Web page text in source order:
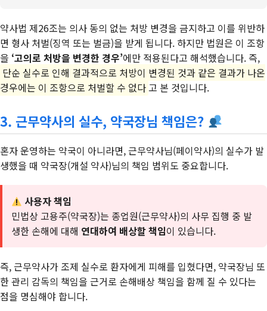
약사법 제26조는 의사 동의 없는 처방 변경을 금지하고 이를 위반하
면 형사 처벌(징역 또는 벌금)을 받게 됩니다. 하지만 법원은 이 조항
을 ‘고의로 처방을 변경한 경우’에만 적용된다고 해석했습니다. 즉,
단순 실수로 인해 결과적으로 처방이 변경된 것과 같은 결과가 나온
경우에는 이 조항으로 처벌할 수 없다고 본 것입니다.
3. 근무약사의 실수, 약국장님 책임은?
혼자 운영하는 약국이 아니라면, 근무약사님(페이약사)의 실수가 발
생했을 때 약국장(개설 약사)님의 책임 범위도 중요합니다.
사용자 책임
민법상 고용주(약국장)는 종업원(근무약사)의 사무 집행 중 발
생한 손해에 대해 연대하여 배상할 책임이 있습니다.
즉, 근무약사가 조제 실수로 환자에게 피해를 입혔다면, 약국장님 또
한 관리 감독의 책임을 근거로 손해배상 책임을 함께 질 수 있다는
점을 명심해야 합니다.